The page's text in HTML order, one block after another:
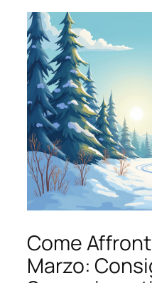
Come
Marzo: